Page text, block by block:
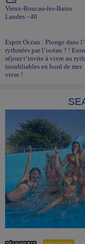
Vieux-Boucau-les-Bains
Landes - 40
Esprit Océan : Plonge dans
rythmées par l’océan ? !
séjour t’invite à vivre au
inoubliables en bord de mer
vivre !